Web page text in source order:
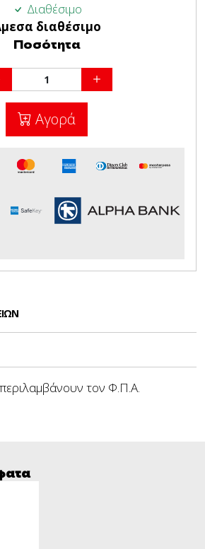
Διαθέσιμο
διαθέσιμο
Ποσότητα
Αγορά
περιλαμβάνουν τον Φ.Π.Α.